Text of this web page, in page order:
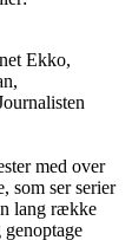
Ekko,
med over
som ser serier
lang række